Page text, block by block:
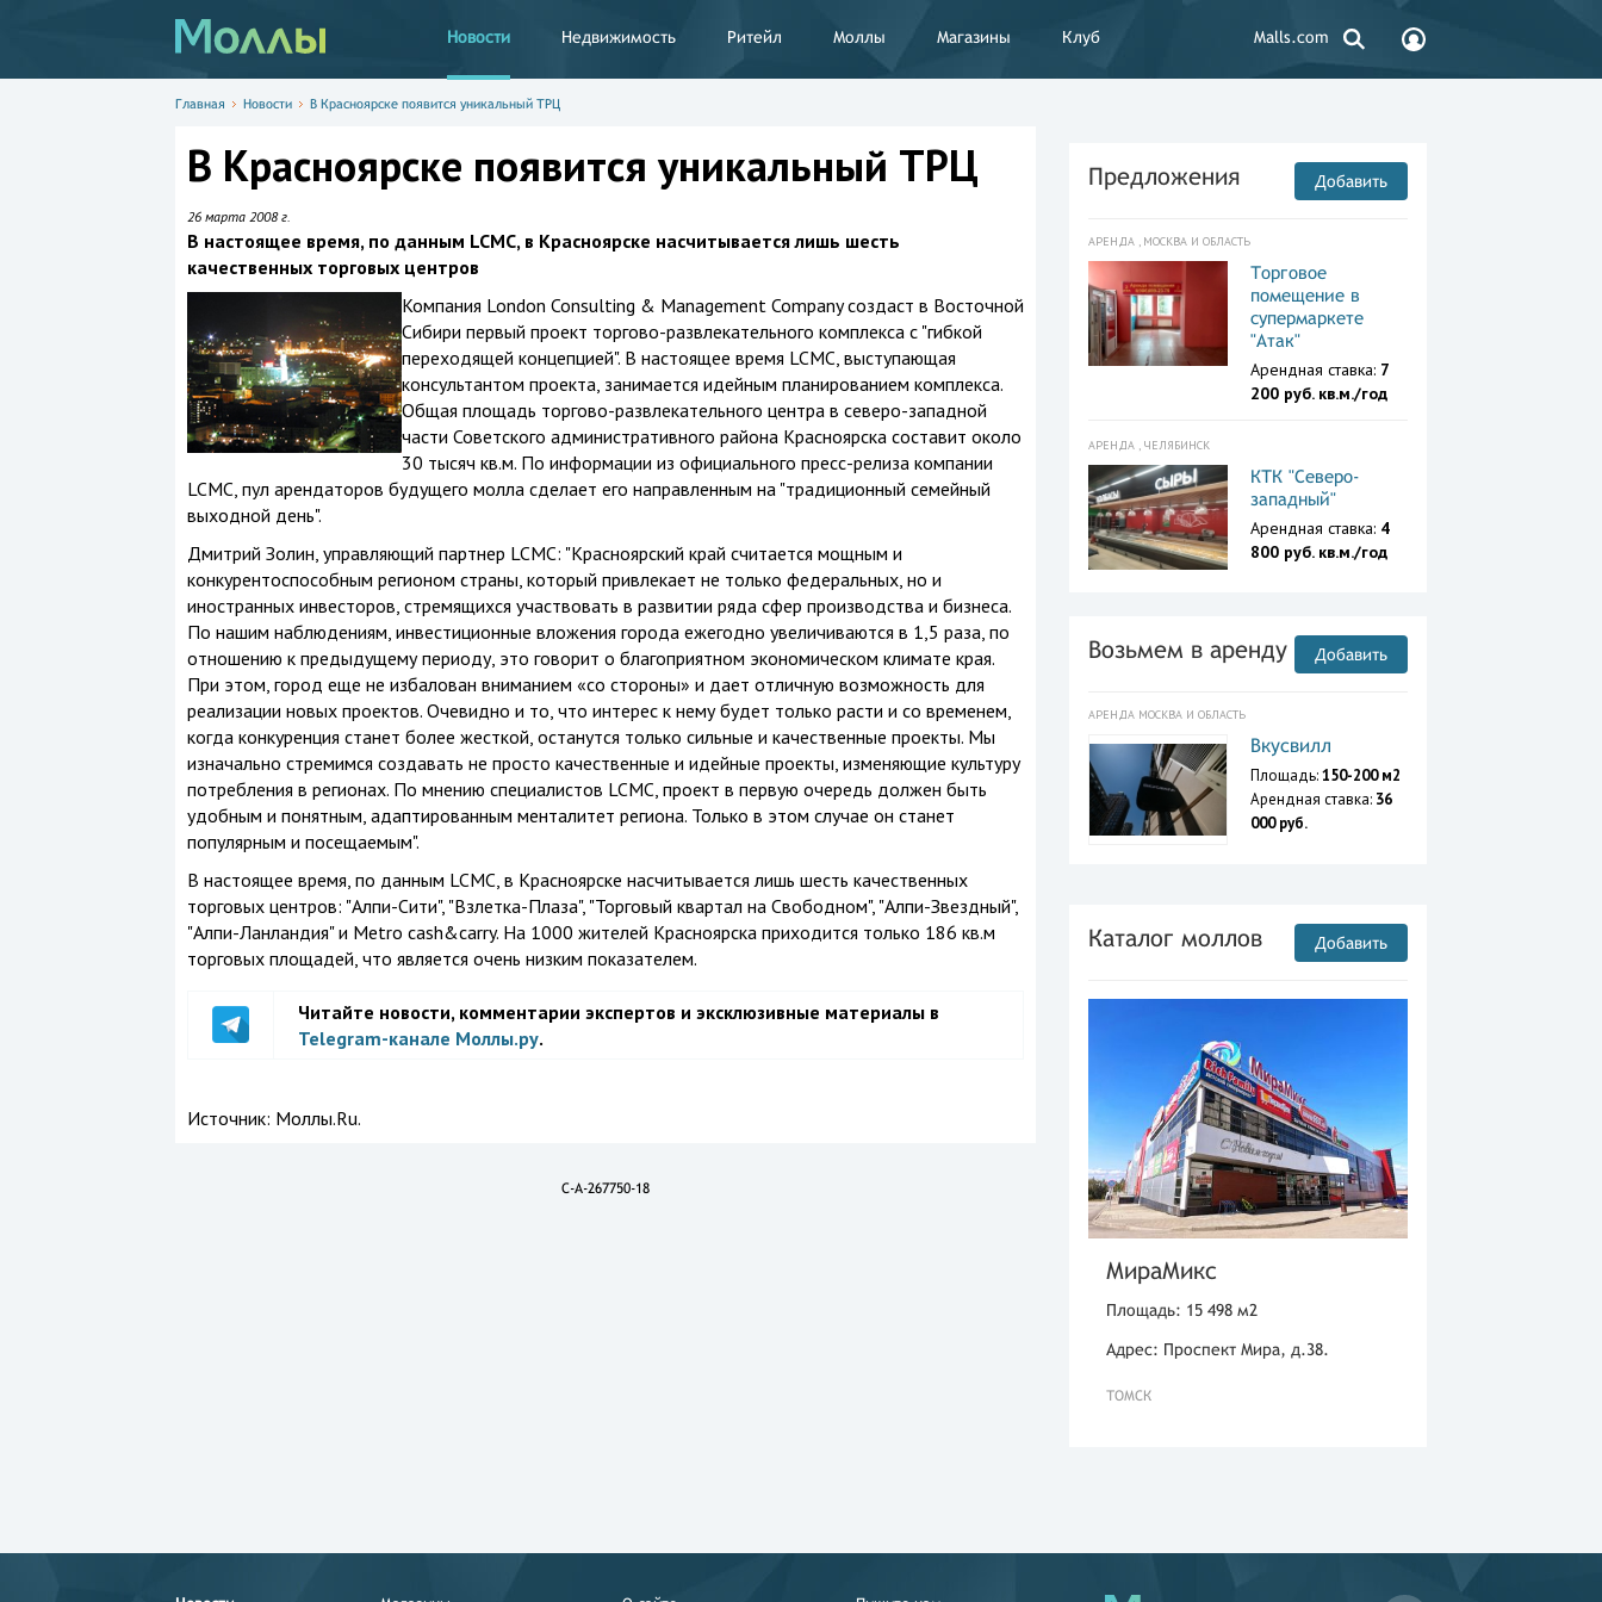
Новости Недвижимость Ритейл Моллы Магазины Клуб Malls.com
Главная Новости В Красноярске появится уникальный ТРЦ
В Красноярске появится уникальный ТРЦ
26 марта 2008 г.
В настоящее время, по данным LCMC, в Красноярске насчитывается лишь шесть
качественных торговых центров
Компания London Consulting & Management Company создаст в Восточной
Сибири первый проект торгово-развлекательного комплекса с "гибкой
переходящей концепцией". В настоящее время LCMC, выступающая
консультантом проекта, занимается идейным планированием комплекса.
Общая площадь торгово-развлекательного центра в северо-западной
части Советского административного района Красноярска составит около
30 тысяч кв.м. По информации из официального пресс-релиза компании
LCMC, пул арендаторов будущего молла сделает его направленным на "традиционный семейный
выходной день".
Дмитрий Золин, управляющий партнер LCMC: "Красноярский край считается мощным и
конкурентоспособным регионом страны, который привлекает не только федеральных, но и
иностранных инвесторов, стремящихся участвовать в развитии ряда сфер производства и бизнеса.
По нашим наблюдениям, инвестиционные вложения города ежегодно увеличиваются в 1,5 раза, по
отношению к предыдущему периоду, это говорит о благоприятном экономическом климате края.
При этом, город еще не избалован вниманием «со стороны» и дает отличную возможность для
реализации новых проектов. Очевидно и то, что интерес к нему будет только расти и со временем,
когда конкуренция станет более жесткой, останутся только сильные и качественные проекты. Мы
изначально стремимся создавать не просто качественные и идейные проекты, изменяющие культуру
потребления в регионах. По мнению специалистов LCMC, проект в первую очередь должен быть
удобным и понятным, адаптированным менталитет региона. Только в этом случае он станет
популярным и посещаемым".
В настоящее время, по данным LCMC, в Красноярске насчитывается лишь шесть качественных
торговых центров: "Алпи-Сити", "Взлетка-Плаза", "Торговый квартал на Свободном", "Алпи-Звездный",
"Алпи-Ланландия" и Metro cash&carry. На 1000 жителей Красноярска приходится только 186 кв.м
торговых площадей, что является очень низким показателем.
Читайте новости, комментарии экспертов и эксклюзивные материалы в
Telegram-канале Моллы.ру.
Источник: Моллы.Ru.
C-A-267750-18
Предложения Добавить
АРЕНДА , МОСКВА И ОБЛАСТЬ
Торговое
помещение в
супермаркете
"Атак"
Арендная ставка: 7
200 руб. кв.м./год
АРЕНДА , ЧЕЛЯБИНСК
КТК "Северо-
западный"
Арендная ставка: 4
800 руб. кв.м./год
Возьмем в аренду Добавить
АРЕНДА МОСКВА И ОБЛАСТЬ
Вкусвилл
Площадь:150-200 м2
Арендная ставка: 36
000 руб.
Каталог моллов Добавить
МираМикс
Площадь: 15 498 м2
Адрес: Проспект Мира, д.38.
ТОМСК